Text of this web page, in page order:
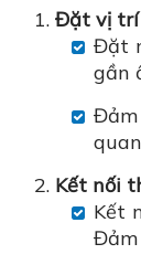
Đặt vị trí
Đặt
gần
Kết nối
Kết
Đảm